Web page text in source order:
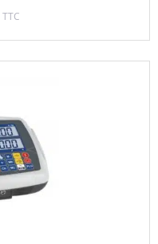
TTC